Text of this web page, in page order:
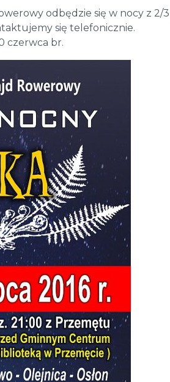
odbędzie się w nocy z 2/
się telefonicznie.
czerwca br.